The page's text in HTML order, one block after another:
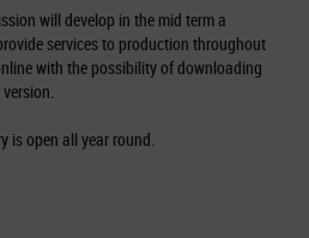
will develop in the mid term a
services to production throughout
with the possibility of downloading
is open all year round.